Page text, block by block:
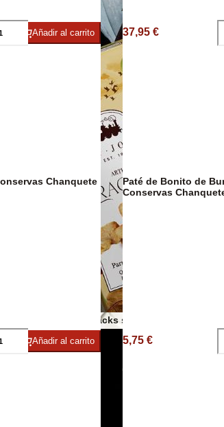
Otros snacks salados
Aceite Ecológico/
Aceites AOVE Premium
Jamón
Añadir al carrito 37,95 €
Chanquete
Añadir al carrito
Paté de Bonito de
Conservas
5,75 €